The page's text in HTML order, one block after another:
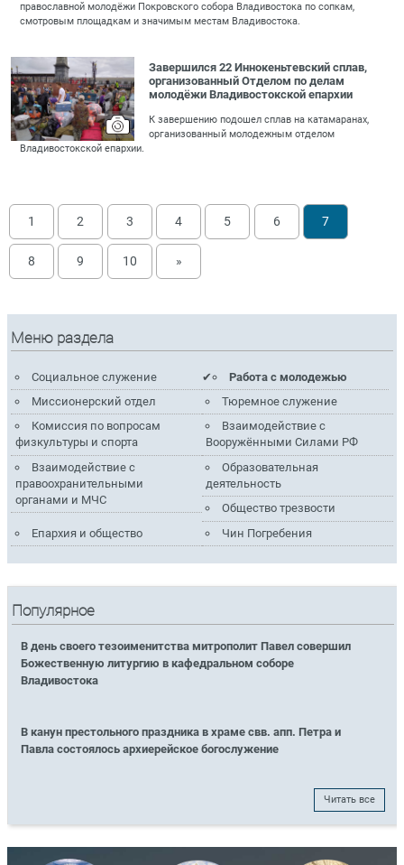
православной молодёжи Покровского собора Владивостока по сопкам,
смотровым площадкам и значимым местам Владивостока.
Завершился 22 Иннокеньтевский сплав,
организованный Отделом по делам
молодёжи Владивостокской епархии
К завершению подошел сплав на катамаранах,
организованный молодежным отделом
Владивостокской епархии.
1 2 3 4 5 6 7
8 9 10 »
Меню раздела
Социальное служение
Работа с молодежью
Миссионерский отдел
Тюремное служение
Комиссия по вопросам
физкультуры и спорта
Взаимодействие с
Вооружёнными Силами РФ
Взаимодействие с
правоохранительными
органами и МЧС
Образовательная
деятельность
Общество трезвости
Епархия и общество
Чин Погребения
Популярное
В день своего тезоименитства митрополит Павел совершил
Божественную литургию в кафедральном соборе
Владивостока
В канун престольного праздника в храме свв. апп. Петра и
Павла состоялось архиерейское богослужение
Читать все